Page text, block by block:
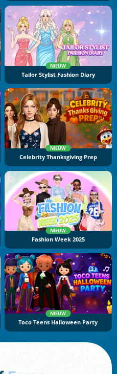
NIEUW
Tailor Stylist Fashion Diary
NIEUW
Celebrity Thanksgiving Prep
NIEUW
Fashion Week 2025
NIEUW
Toco Teens Halloween Party